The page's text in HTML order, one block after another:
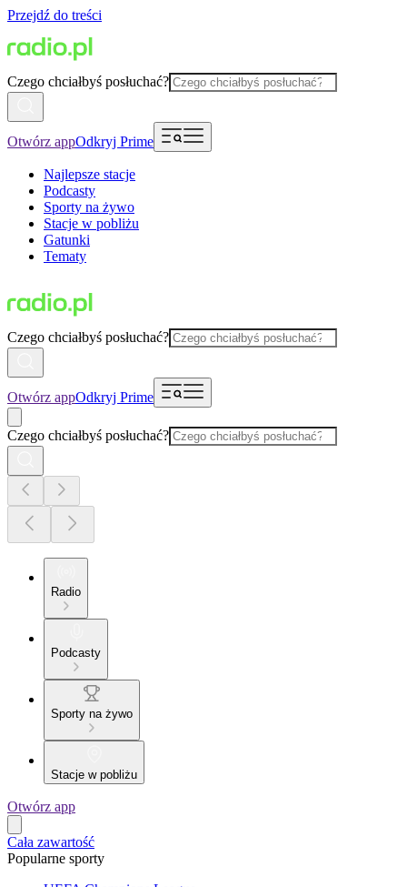
Przejdź do treści
Czego chciałbyś posłuchać?
Otwórz appOdkryj Prime
Najlepsze stacje
Podcasty
Sporty na żywo
Stacje w pobliżu
Gatunki
Tematy
Czego chciałbyś posłuchać?
Otwórz appOdkryj Prime
Czego chciałbyś posłuchać?
Radio
Podcasty
Sporty na żywo
Stacje w pobliżu
Otwórz app
Cała zawartość
Popularne sporty